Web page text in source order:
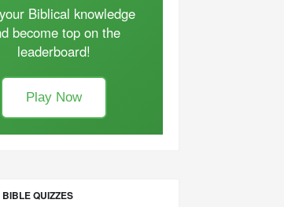
Biblical knowledge
become top on the
leaderboard!
Play Now
QUIZZES